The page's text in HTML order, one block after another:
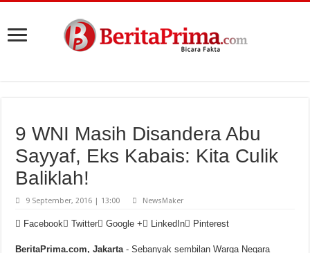
9 WNI Masih Disandera Abu
Sayyaf, Eks Kabais: Kita Culik
Baliklah!
9 September, 2016 | 13:00 NewsMaker
Facebook Twitter Google + LinkedIn Pinterest
BeritaPrima.com, Jakarta - Sebanyak sembilan Warga Negara